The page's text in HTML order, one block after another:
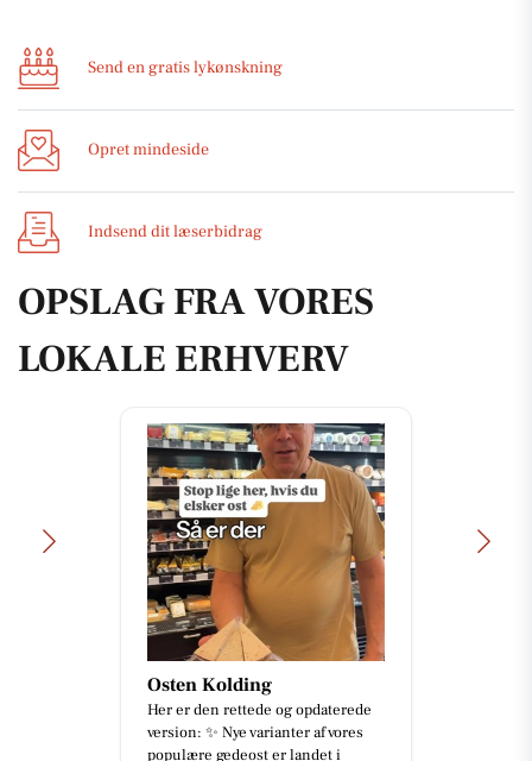
Send en gratis lykønskning
Opret mindeside
Indsend dit læserbidrag
OPSLAG FRA VORES
LOKALE ERHVERV
Osten Kolding
Her er den rettede og opdaterede
version: ✨ Nye varianter af vores
populære gedeost er landet i